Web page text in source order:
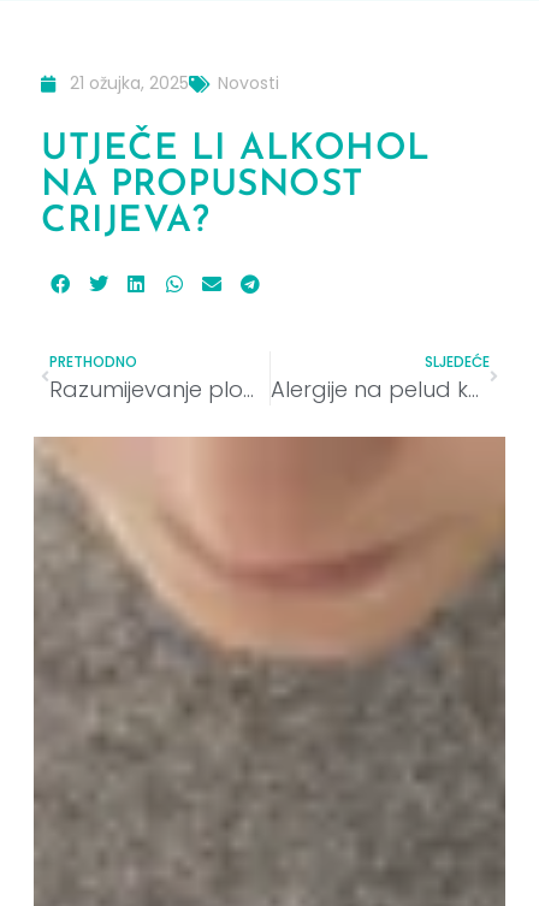
21 ožujka, 2025 Novosti
UTJEČE LI ALKOHOL
NA PROPUSNOST
CRIJEVA?
PRETHODNO
Razumijevanje plodnosti kod žena i muškaraca
SLJEDEĆE
Alergije na pelud kod djece i odraslih